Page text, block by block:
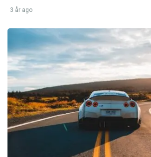
3 år ago